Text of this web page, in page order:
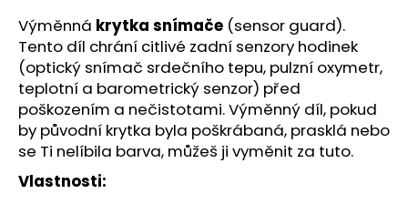
Výměnná krytka snímače (sensor guard).
Tento díl chrání citlivé zadní senzory hodinek
(optický snímač srdečního tepu, pulzní oxymetr,
teplotní a barometrický senzor) před
poškozením a nečistotami. Výměnný díl, pokud
by původní krytka byla poškrábaná, prasklá nebo
se Ti nelíbila barva, můžeš ji vyměnit za tuto.
Vlastnosti:
D
o
p
o
r
u
č